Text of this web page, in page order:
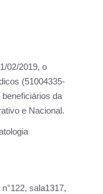
02/2019, o
(51004335-
da
e Nacional.
sala1317,